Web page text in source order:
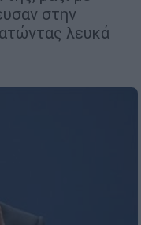
στην
λευκά